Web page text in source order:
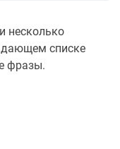
несколько
списке
фразы.